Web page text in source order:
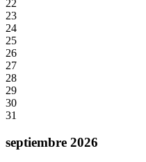
22
23
24
25
26
27
28
29
30
31
septiembre 2026